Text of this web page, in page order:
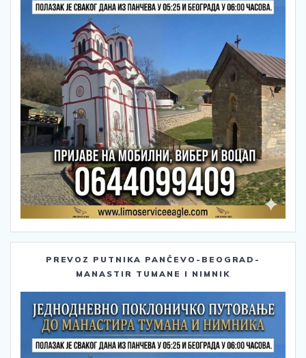
PREVOZ PUTNIKA PANČEVO-BEOGRAD-
MANASTIR TUMANE I NIMNIK